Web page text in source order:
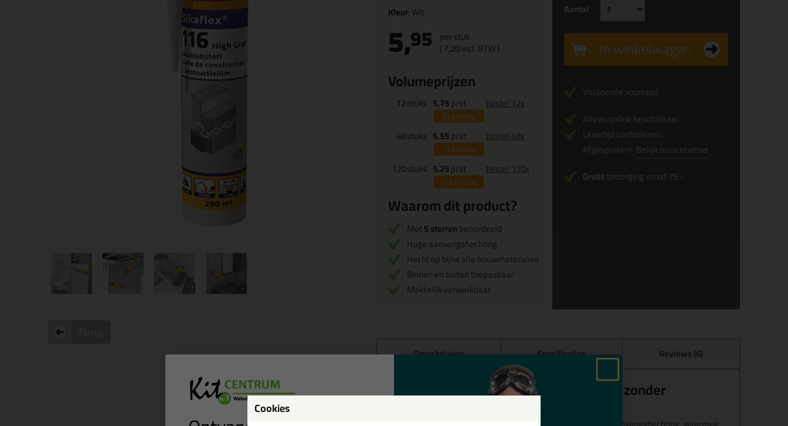
Kleur: Wit
5,95 per stuk
(7,20incl. BTW )
Volumeprijzen
12stuks 5,75p/st
3%korting
bestel 12x
48stuks 5,55p/st
7%korting
bestel 48x
120stuks 5,25p/st
12%korting
bestel 120x
Waarom dit product?
Met5 sterrenbeoordeeld
Hoge aanvangshechting
Hecht op bijna alle bouwmaterialen
Binnen en buiten toepasbaar
Makkelijk verwerkbaar
Aantal
In winkelwagen
Voldoende voorraad
Alleen online beschikbaar
Levertijd controleren...
Afgesproken! Bekijk onze reviews
Gratisbezorging vanaf 75,-
Omschrijving Specificaties Reviews (6)
Sikaflex 116 High Grab, voor verlijmen zonder
Cookies